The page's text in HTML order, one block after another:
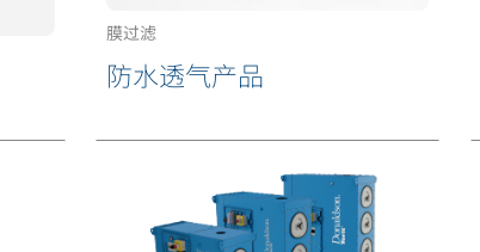
膜过滤
防水透气产品